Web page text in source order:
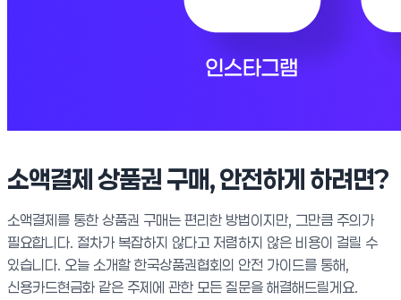
소액결제 상품권 구매, 안전하게 하려면?
소액결제를 통한 상품권 구매는 편리한 방법이지만, 그만큼 주의가
필요합니다. 절차가 복잡하지 않다고 저렴하지 않은 비용이 걸릴 수
있습니다. 오늘 소개할 한국상품권협회의 안전 가이드를 통해,
신용카드현금화 같은 주제에 관한 모든 질문을 해결해드릴게요.